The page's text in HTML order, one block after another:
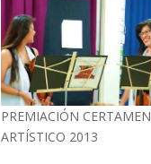
PREMIACIÓN CERTAMEN
ARTÍSTICO 2013